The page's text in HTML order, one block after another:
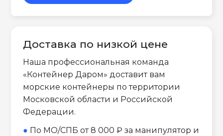
Доставка по низкой цене
Наша профессиональная команда
«Контейнер Даром» доставит вам
морские контейнеры по территории
Московской области и Российской
Федерации.
● По МО/СПБ от 8 000 ₽ за манипулятор и